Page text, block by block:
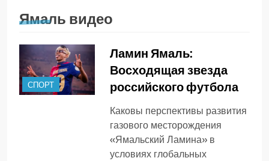
Ямаль видео
СПОРТ
Ламин Ямаль:
Восходящая звезда
российского футбола
Каковы перспективы развития
газового месторождения
«Ямальский Ламина» в
условиях глобальных